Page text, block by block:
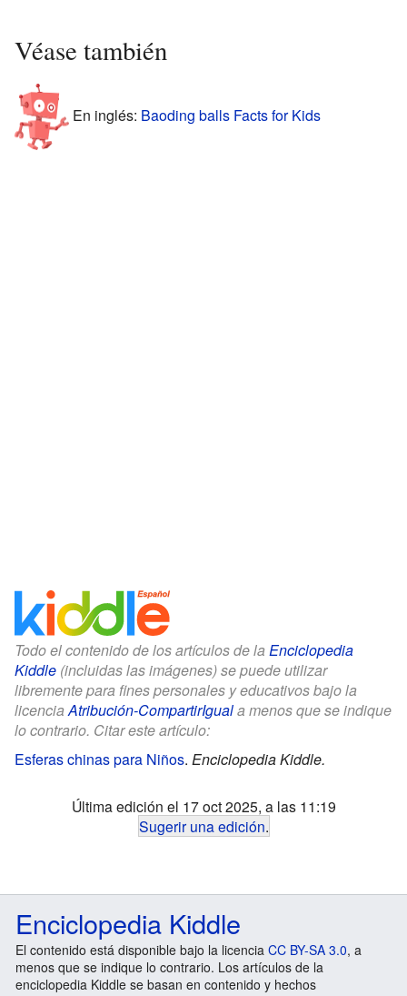
Véase también
En inglés: Baoding balls Facts for Kids
Todo el contenido de los artículos de la Enciclopedia
Kiddle (incluidas las imágenes) se puede utilizar
libremente para fines personales y educativos bajo la
licenciaAtribución-CompartirIguala menos que se indique
lo contrario. Citar este artículo:
Esferas chinas para Niños. Enciclopedia Kiddle.
Última edición el 17 oct 2025, a las 11:19
Sugerir una edición.
Enciclopedia Kiddle
El contenido está disponible bajo la licencia CC BY-SA 3.0, a
menos que se indique lo contrario. Los artículos de la
enciclopedia Kiddle se basan en contenido y hechos